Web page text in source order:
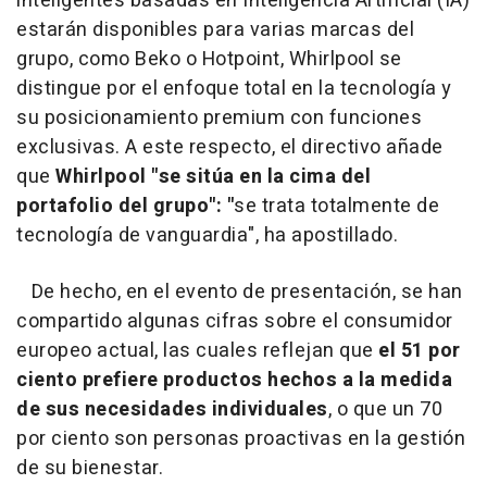
estarán disponibles para varias marcas del
grupo, como Beko o Hotpoint, Whirlpool se
distingue por el enfoque total en la tecnología y
su posicionamiento premium con funciones
exclusivas. A este respecto, el directivo añade
que Whirlpool "se sitúa en la cima del
portafolio del grupo": "se trata totalmente de
tecnología de vanguardia", ha apostillado.
De hecho, en el evento de presentación, se han
compartido algunas cifras sobre el consumidor
europeo actual, las cuales reflejan que el 51 por
ciento prefiere productos hechos a la medida
de sus necesidades individuales, o que un 70
por ciento son personas proactivas en la gestión
de su bienestar.